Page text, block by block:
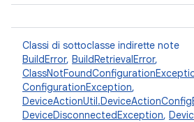
Classi di sottoclasse indirette note
BuildError, BuildRetrievalError,
ConfigurationException,
DeviceDisconnectedException,